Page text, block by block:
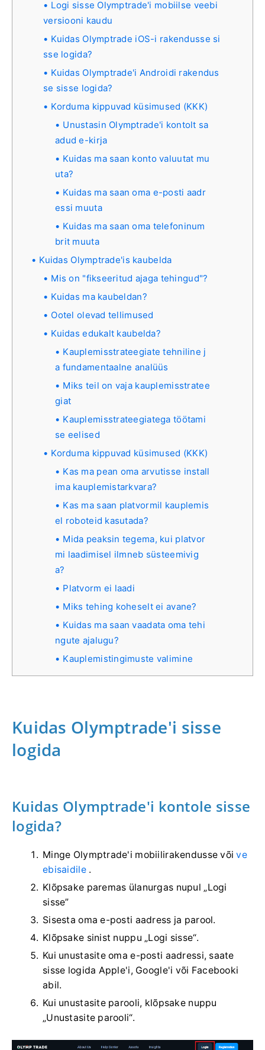
Logi sisse Olymptrade'i mobiilse veebi
versiooni kaudu
Kuidas Olymptrade iOS-i rakendusse si
sse logida?
Kuidas Olymptrade'i Androidi rakendus
se sisse logida?
Korduma kippuvad küsimused (KKK)
Unustasin Olymptrade'i kontolt sa
adud e-kirja
Kuidas ma saan konto valuutat mu
uta?
Kuidas ma saan oma e-posti aadr
essi muuta
Kuidas ma saan oma telefoninum
brit muuta
Kuidas Olymptrade'is kaubelda
Mis on "fikseeritud ajaga tehingud"?
Kuidas ma kaubeldan?
Ootel olevad tellimused
Kuidas edukalt kaubelda?
Kauplemisstrateegiate tehniline j
a fundamentaalne analüüs
Miks teil on vaja kauplemisstratee
giat
Kauplemisstrateegiatega töötami
se eelised
Korduma kippuvad küsimused (KKK)
Kas ma pean oma arvutisse install
ima kauplemistarkvara?
Kas ma saan platvormil kauplemis
el roboteid kasutada?
Mida peaksin tegema, kui platvor
mi laadimisel ilmneb süsteemivig
a?
Platvorm ei laadi
Miks tehing koheselt ei avane?
Kuidas ma saan vaadata oma tehi
ngute ajalugu?
Kauplemistingimuste valimine
Kuidas Olymptrade'i sisse
logida
Kuidas Olymptrade'i kontole sisse
logida?
Minge Olymptrade'i mobiilirakendusse võive
ebisaidile.
Klõpsake paremas ülanurgas nupul „Logi
sisse”
Sisesta oma e-posti aadress ja parool.
Klõpsake sinist nuppu „Logi sisse“.
Kui unustasite oma e-posti aadressi, saate
sisse logida Apple'i, Google'i või Facebooki
abil.
Kui unustasite parooli, klõpsake nuppu
„Unustasite parooli“.